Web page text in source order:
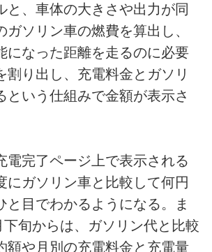
と、車体の大きさや出力が同
ガソリン車の燃費を算出し、
になった距離を走るのに必要
割り出し、充電料金とガソリ
という仕組みで金額が表示さ
電完了ページ上で表示される
にガソリン車と比較して何円
と目でわかるようになる。ま
旬からは、ガソリン代と比較
額や月別の充電料金と充電量